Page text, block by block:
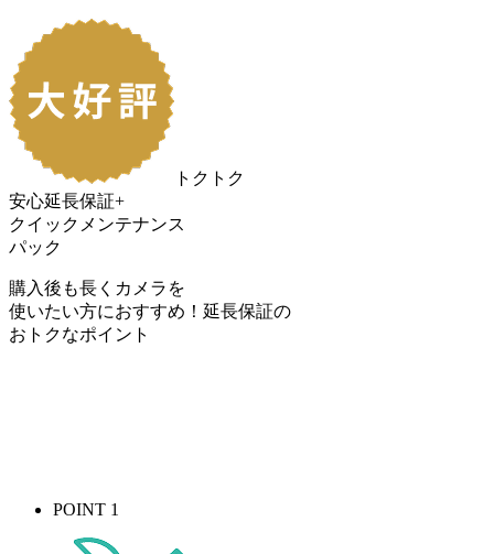
トクトク
安心延長保証+
クイックメンテナンス
パック
購入後も長くカメラを
使いたい方におすすめ！ 延長保証の
おトクなポイント
POINT 1